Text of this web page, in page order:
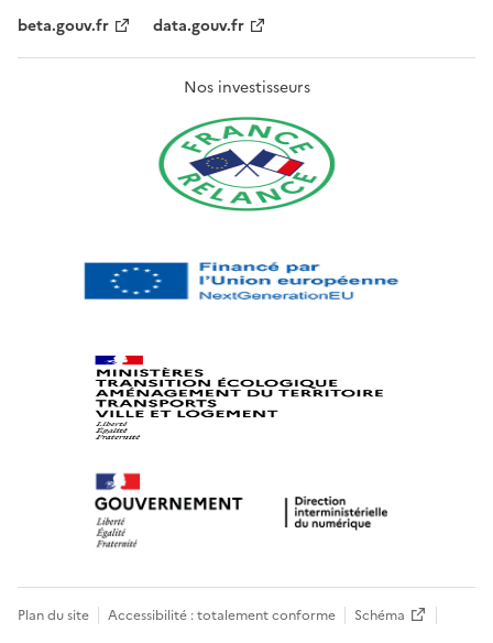
beta.gouv.fr
data.gouv.fr
Nos investisseurs
Plan du site Accessibilité : totalement conforme Schéma